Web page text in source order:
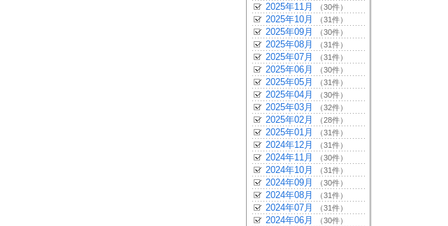
2025年11月 （30件）
2025年10月 （31件）
2025年09月 （30件）
2025年08月 （31件）
2025年07月 （31件）
2025年06月 （30件）
2025年05月 （31件）
2025年04月 （30件）
2025年03月 （32件）
2025年02月 （28件）
2025年01月 （31件）
2024年12月 （31件）
2024年11月 （30件）
2024年10月 （31件）
2024年09月 （30件）
2024年08月 （31件）
2024年07月 （31件）
2024年06月 （30件）